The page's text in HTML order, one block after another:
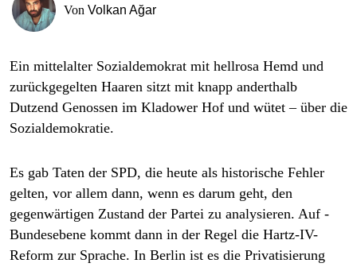
fragen & hilfe
abo
genossenschaft
epaper login
Von Volkan Ağar
Ein mittelalter Sozialdemokrat mit hellrosa Hemd und
zurückgegelten Haaren sitzt mit knapp anderthalb
Dutzend Genossen im Kladower Hof und wütet – über die
So­zialdemokratie.
Es gab Taten der SPD, die heute als historische Fehler
gelten, vor allem dann, wenn es darum geht, den
gegenwärtigen Zustand der Partei zu analysieren. Auf ­
Bundesebene kommt dann in der Regel die Hartz-IV-
Reform zur Sprache. In Berlin ist es die Privatisierung